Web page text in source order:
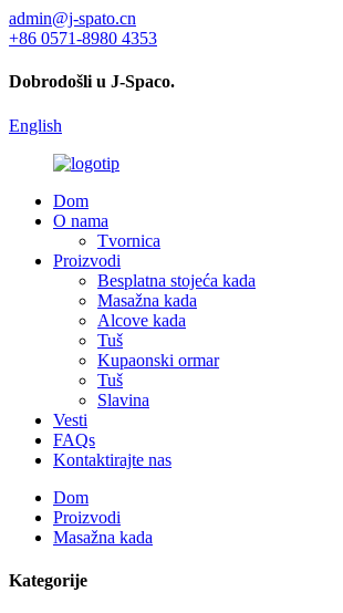
admin@j-spato.cn
+86 0571-8980 4353
Dobrodošli u J-Spaco.
English
Dom
O nama
Tvornica
Proizvodi
Besplatna stojeća kada
Masažna kada
Alcove kada
Tuš
Kupaonski ormar
Tuš
Slavina
Vesti
FAQs
Kontaktirajte nas
Dom
Proizvodi
Masažna kada
Kategorije